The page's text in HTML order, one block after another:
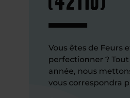
Vous êtes de Feurs
perfectionner ?
année, nous
vous correspondra